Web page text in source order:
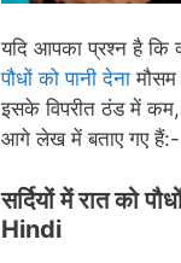
यदि आपका प्रश्न है कि
पौधों को पानी देना मौसम
इसके विपरीत ठंड में
आगे लेख में बताए गए हैं:-
सर्दियों में रात को
Hindi